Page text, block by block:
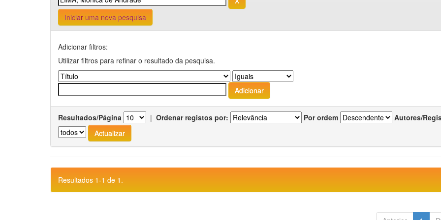
Iniciar uma nova pesquisa
Adicionar filtros:
Utilizar filtros para refinar o resultado da pesquisa.
Resultados/Página | Ordenar registos por: Por ordem Autores/
Resultados 1-1 de 1.